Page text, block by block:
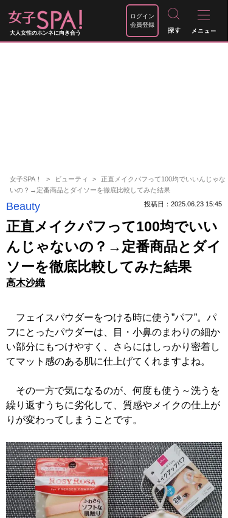
大人女性のホンネに向き合う
ログイン
会員登録
女子SPA！ ビューティ
正直メイクパフって100均でいいんじゃな
いの？→定番商品とダイソーを徹底比較してみた結果
Beauty 投稿日：2025.06.23 15:45
正直メイクパフって100均でいい
んじゃないの？→定番商品とダイ
ソーを徹底比較してみた結果
高木沙織
フェイスパウダーをつける時に使う”パフ”。パ
フにとったパウダーは、目・小鼻のまわりの細か
い部分にもつけやすく、さらにはしっかり密着し
てマット感のある肌に仕上げてくれますよね。
その一方で気になるのが、何度も使う～洗うを
繰り返すうちに劣化して、質感やメイクの仕上が
りが変わってしまうことです。